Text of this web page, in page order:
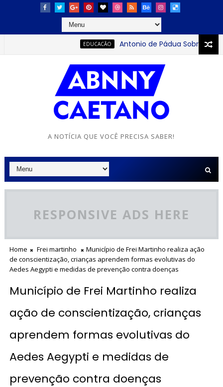
EDUCACÃO Antonio de Pádua Sobrinho: o
A NOTÍCIA QUE VOCÊ PRECISA SABER!
RESPONSIVE ADS HERE
Home Frei martinho
Município de Frei Martinho realiza ação
de conscientização, crianças aprendem formas evolutivas do
Aedes Aegypti e medidas de prevenção contra doenças
Município de Frei Martinho realiza
ação de conscientização, crianças
aprendem formas evolutivas do
Aedes Aegypti e medidas de
prevenção contra doenças